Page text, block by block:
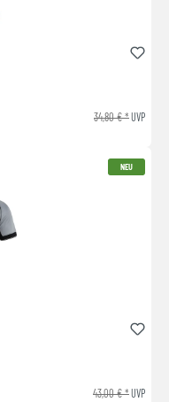
34,80 € *UVP
NEU
43,00 € *UVP